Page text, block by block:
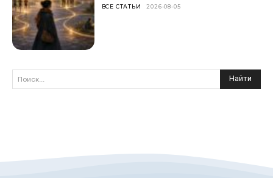
ВСЕ СТАТЬИ 2026-08-05
Поиск... Найти